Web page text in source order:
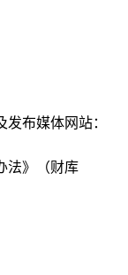
发布媒体网站：
法》（财库